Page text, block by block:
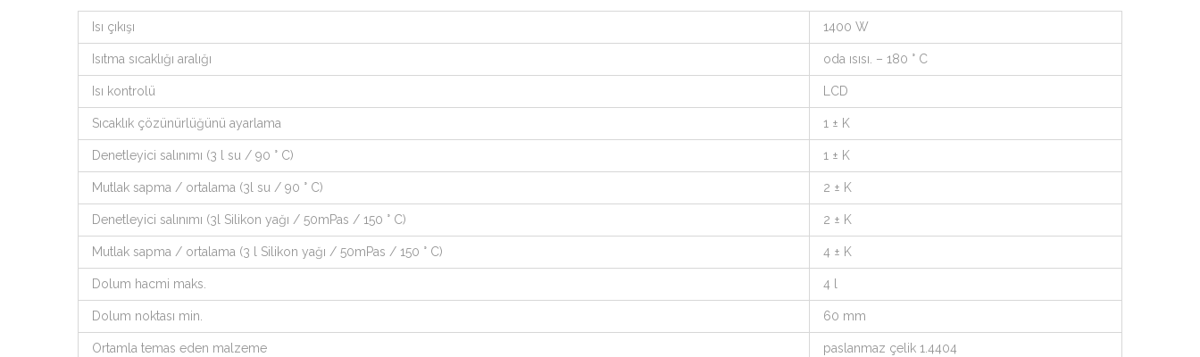
Isı çıkışı 1400 W
Isıtma sıcaklığı aralığı oda ısısı. – 180 ° C
Isı kontrolü LCD
Sıcaklık çözünürlüğünü ayarlama 1 ± K
Denetleyici salınımı (3 l su / 90 ° C) 1 ± K
Mutlak sapma / ortalama (3l su / 90 ° C) 2 ± K
Denetleyici salınımı (3l Silikon yağı / 50mPas / 150 ° C) 2 ± K
Mutlak sapma / ortalama (3 l Silikon yağı / 50mPas / 150 ° C) 4 ± K
Dolum hacmi maks. 4 l
Dolum noktası min. 60 mm
Ortamla temas eden malzeme paslanmaz çelik 1.4404